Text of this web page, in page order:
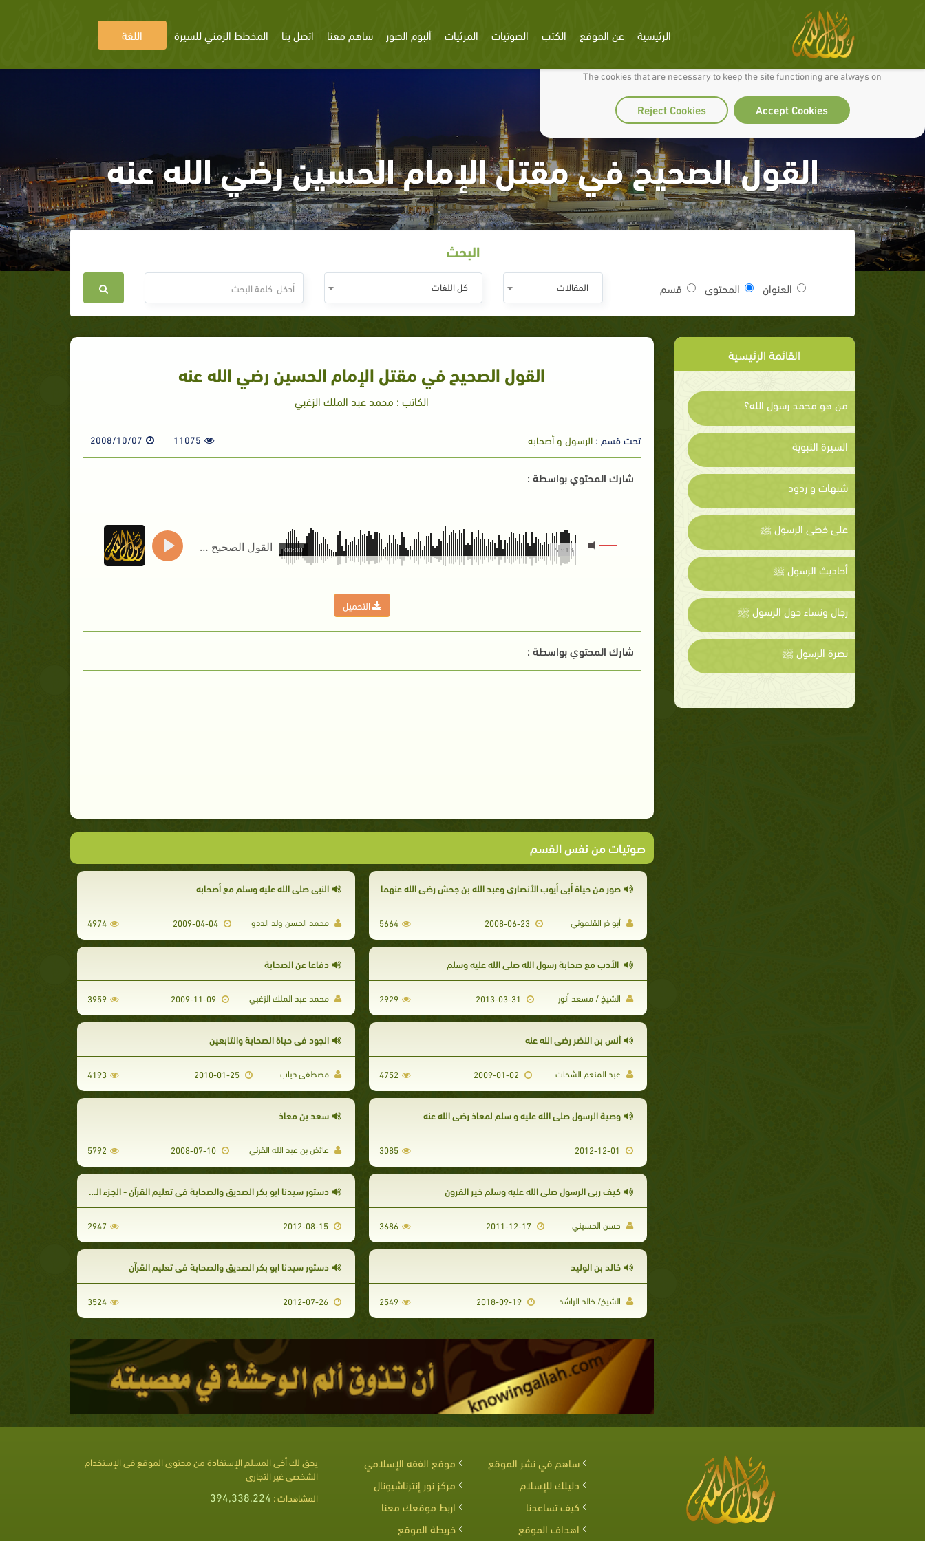
We use cookies to make our site work well for you and so we can continually improve it.
The cookies that are necessary to keep the site functioning are always on
Accept Cookies
Reject Cookies
الرئيسية عن الموقع الكتب الصوتيات المرئيات ألبوم الصور ساهم معنا اتصل بنا المخطط الزمني للسيرة اللغة
القول الصحيح في مقتل الإمام الحسين رضي الله عنه
البحث
العنوان المحتوى قسم المقالات كل اللغات
القائمة الرئيسية
من هو محمد رسول الله؟
السيرة النبوية
شبهات و ردود
على خطى الرسول ﷺ
أحاديث الرسول ﷺ
رجال ونساء حول الرسول ﷺ
نصرة الرسول ﷺ
القول الصحيح في مقتل الإمام الحسين رضي الله عنه
الكاتب : محمد عبد الملك الزغبي
تحت قسم :الرسول و أصحابه 11075
2008/10/07
شارك المحتوي بواسطة :
القول الصحيح في مقتل الإمام الحسين رضي الله عنه 53:13
00:00
التحميل
شارك المحتوي بواسطة :
صوتيات من نفس القسم
صور من حياة أبي أيوب الأنصاري وعبد الله بن جحش رضي الله عنهما
أبو ذر القلموني 5664
النبي صلى الله عليه وسلم مع أصحابه
محمد الحسن ولد الددو 2009-04-04
4974
الأدب مع صحابة رسول الله صلي الله عليه وسلم
الشيخ / مسعد أنور 2929
دفاعا عن الصحابة
محمد عبد الملك الزغبي 3959
أنس بن النضر رضي الله عنه
عبد المنعم الشحات 4752
الجود في حياة الصحابة والتابعين
مصطفى دياب 4193
وصية الرسول صلى الله عليه و سلم لمعاذ رضي الله عنه
3085
سعد بن معاذ
عائض بن عبد الله القرني 5792
كيف ربى الرسول صلى الله عليه وسلم خير القرون
حسن الحسيني 3686
دستور سيدنا ابو بكر الصديق والصحابة في تعليم القرآن - الجزء الثاني
2012-08-15
2947
خالد بن الوليد
الشيخ/ خالد الراشد 2018-09-19
2549
دستور سيدنا ابو بكر الصديق والصحابة في تعليم القرآن
2012-07-26
3524
ساهم في نشر الموقع
موقع الفقه الإسلامي
دليلك للإسلام
مركز نور إنترناشيونال
كيف تساعدنا
اربط موقعك معنا
اهداف الموقع
خريطة الموقع
يحق لك أخى المسلم الإستفادة من محتوى الموقع فى الإستخدام
الشخصى غير التجارى
المشاهدات : 394,338,224